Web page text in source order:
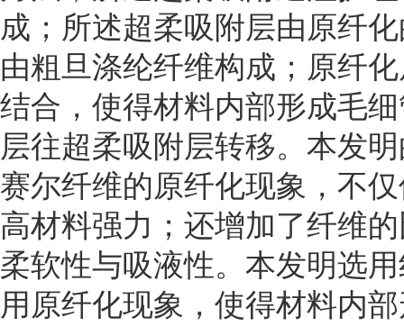
成；所述超柔吸附层由原纤
由粗旦涤纶纤维构成；原纤
结合，使得材料内部形成毛
层往超柔吸附层转移。本发
赛尔纤维的原纤化现象，不
高材料强力；还增加了纤维
柔软性与吸液性。本发明选
用原纤化现象，使得材料内